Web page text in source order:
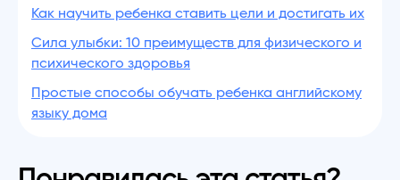
Как научить ребенка ставить цели и достигать их
Сила улыбки: 10 преимуществ для физического и
психического здоровья
Простые способы обучать ребенка английскому
языку дома